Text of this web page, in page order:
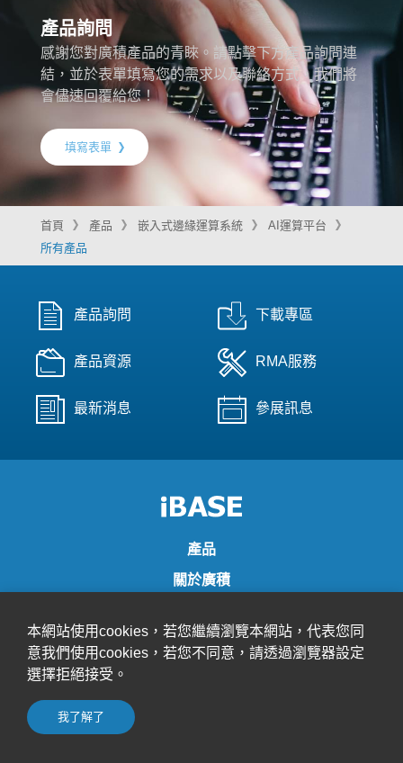
產品詢問
感謝您對廣積產品的青睞。請點擊下方產品詢問連
結，並於表單填寫您的需求以及聯絡方式，我們將
會儘速回覆給您！
填寫表單
首頁 產品 嵌入式邊緣運算系統
AI運算平台
所有產品
產品詢問 下載專區
產品資源 RMA服務
最新消息 參展訊息
產品
關於廣積
聯絡廣積
訂閱電子報以即時收到廣積最新產品和公司訊息
本網站使用cookies，若您繼續瀏覽本網站，代表您同
意我們使用cookies，若您不同意，請透過瀏覽器設定
選擇拒絕接受。
我了解了